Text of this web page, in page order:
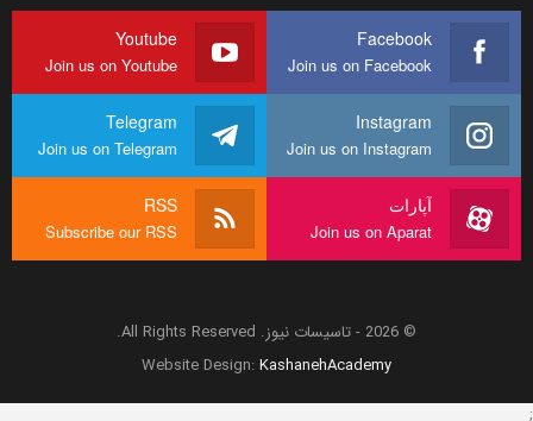
Facebook
Join us on Facebook
Youtube
Join us on Youtube
Instagram
Join us on Instagram
Telegram
Join us on Telegram
آپارات
Join us on Aparat
RSS
Subscribe our RSS
© 2026 - تاسیسات نیوز. All Rights Reserved.
Website Design:KashanehAcademy
;